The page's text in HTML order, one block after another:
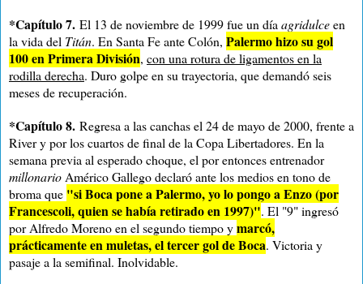
*Capítulo 7. El 13 de noviembre de 1999 fue un día agridulceen
la vida del Titán. En Santa Fe ante Colón, Palermo hizo su gol
100 en Primera División, con una rotura de ligamentos en la
rodilla derecha. Duro golpe en su trayectoria, que demandó seis
meses de recuperación.
*Capítulo 8. Regresa a las canchas el 24 de mayo de 2000, frente a
River y por los cuartos de final de la Copa Libertadores. En la
semana previa al esperado choque, el por entonces entrenador
millonario Américo Gallego declaró ante los medios en tono de
broma que "si Boca pone a Palermo, yo lo pongo a Enzo (por
Francescoli, quien se había retirado en 1997)". El "9" ingresó
por Alfredo Moreno en el segundo tiempo ymarcó,
prácticamente en muletas, el tercer gol de Boca. Victoria y
pasaje a la semifinal. Inolvidable.